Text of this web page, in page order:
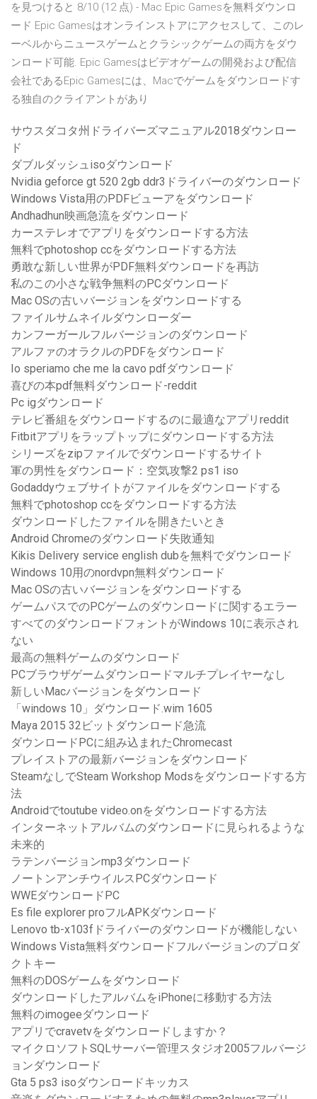
を見つけると 8/10 (12 点) - Mac Epic Gamesを無料ダウンロ
ード Epic Gamesはオンラインストアにアクセスして、このレ
ーベルからニュースゲームとクラシックゲームの両方をダウ
ンロード可能. Epic Gamesはビデオゲームの開発および配信
会社であるEpic Gamesには、Macでゲームをダウンロードす
る独自のクライアントがあり
サウスダコタ州ドライバーズマニュアル2018ダウンロー
ド
ダブルダッシュisoダウンロード
Nvidia geforce gt 520 2gb ddr3ドライバーのダウンロード
Windows Vista用のPDFビューアをダウンロード
Andhadhun映画急流をダウンロード
カーステレオでアプリをダウンロードする方法
無料でphotoshop ccをダウンロードする方法
勇敢な新しい世界がPDF無料ダウンロードを再訪
私のこの小さな戦争無料のPCダウンロード
Mac OSの古いバージョンをダウンロードする
ファイルサムネイルダウンローダー
カンフーガールフルバージョンのダウンロード
アルファのオラクルのPDFをダウンロード
Io speriamo che me la cavo pdfダウンロード
喜びの本pdf無料ダウンロード-reddit
Pc igダウンロード
テレビ番組をダウンロードするのに最適なアプリreddit
Fitbitアプリをラップトップにダウンロードする方法
シリーズをzipファイルでダウンロードするサイト
軍の男性をダウンロード：空気攻撃2 ps1 iso
Godaddyウェブサイトがファイルをダウンロードする
無料でphotoshop ccをダウンロードする方法
ダウンロードしたファイルを開きたいとき
Android Chromeのダウンロード失敗通知
Kikis Delivery service english dubを無料でダウンロード
Windows 10用のnordvpn無料ダウンロード
Mac OSの古いバージョンをダウンロードする
ゲームパスでのPCゲームのダウンロードに関するエラー
すべてのダウンロードフォントがWindows 10に表示され
ない
最高の無料ゲームのダウンロード
PCブラウザゲームダウンロードマルチプレイヤーなし
新しいMacバージョンをダウンロード
「windows 10」ダウンロード.wim 1605
Maya 2015 32ビットダウンロード急流
ダウンロードPCに組み込まれたChromecast
プレイストアの最新バージョンをダウンロード
SteamなしでSteam Workshop Modsをダウンロードする方
法
Androidでtoutube video.onをダウンロードする方法
インターネットアルバムのダウンロードに見られるような
未来的
ラテンバージョンmp3ダウンロード
ノートンアンチウイルスPCダウンロード
WWEダウンロードPC
Es file explorer proフルAPKダウンロード
Lenovo tb-x103fドライバーのダウンロードが機能しない
Windows Vista無料ダウンロードフルバージョンのプロダ
クトキー
無料のDOSゲームをダウンロード
ダウンロードしたアルバムをiPhoneに移動する方法
無料のimogeeダウンロード
アプリでcravetvをダウンロードしますか？
マイクロソフトSQLサーバー管理スタジオ2005フルバージ
ョンダウンロード
Gta 5 ps3 isoダウンロードキッカス